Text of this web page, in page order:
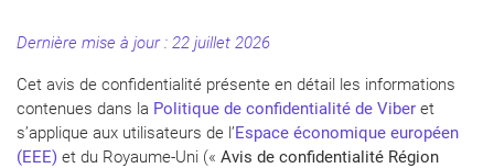
Dernière mise à jour : 22 juillet 2026
Cet avis de confidentialité présente en détail les informations
contenues dans la Politique de confidentialité de Viber et
s’applique aux utilisateurs de l’Espace économique européen
(EEE) et du Royaume-Uni (« Avis de confidentialité Région